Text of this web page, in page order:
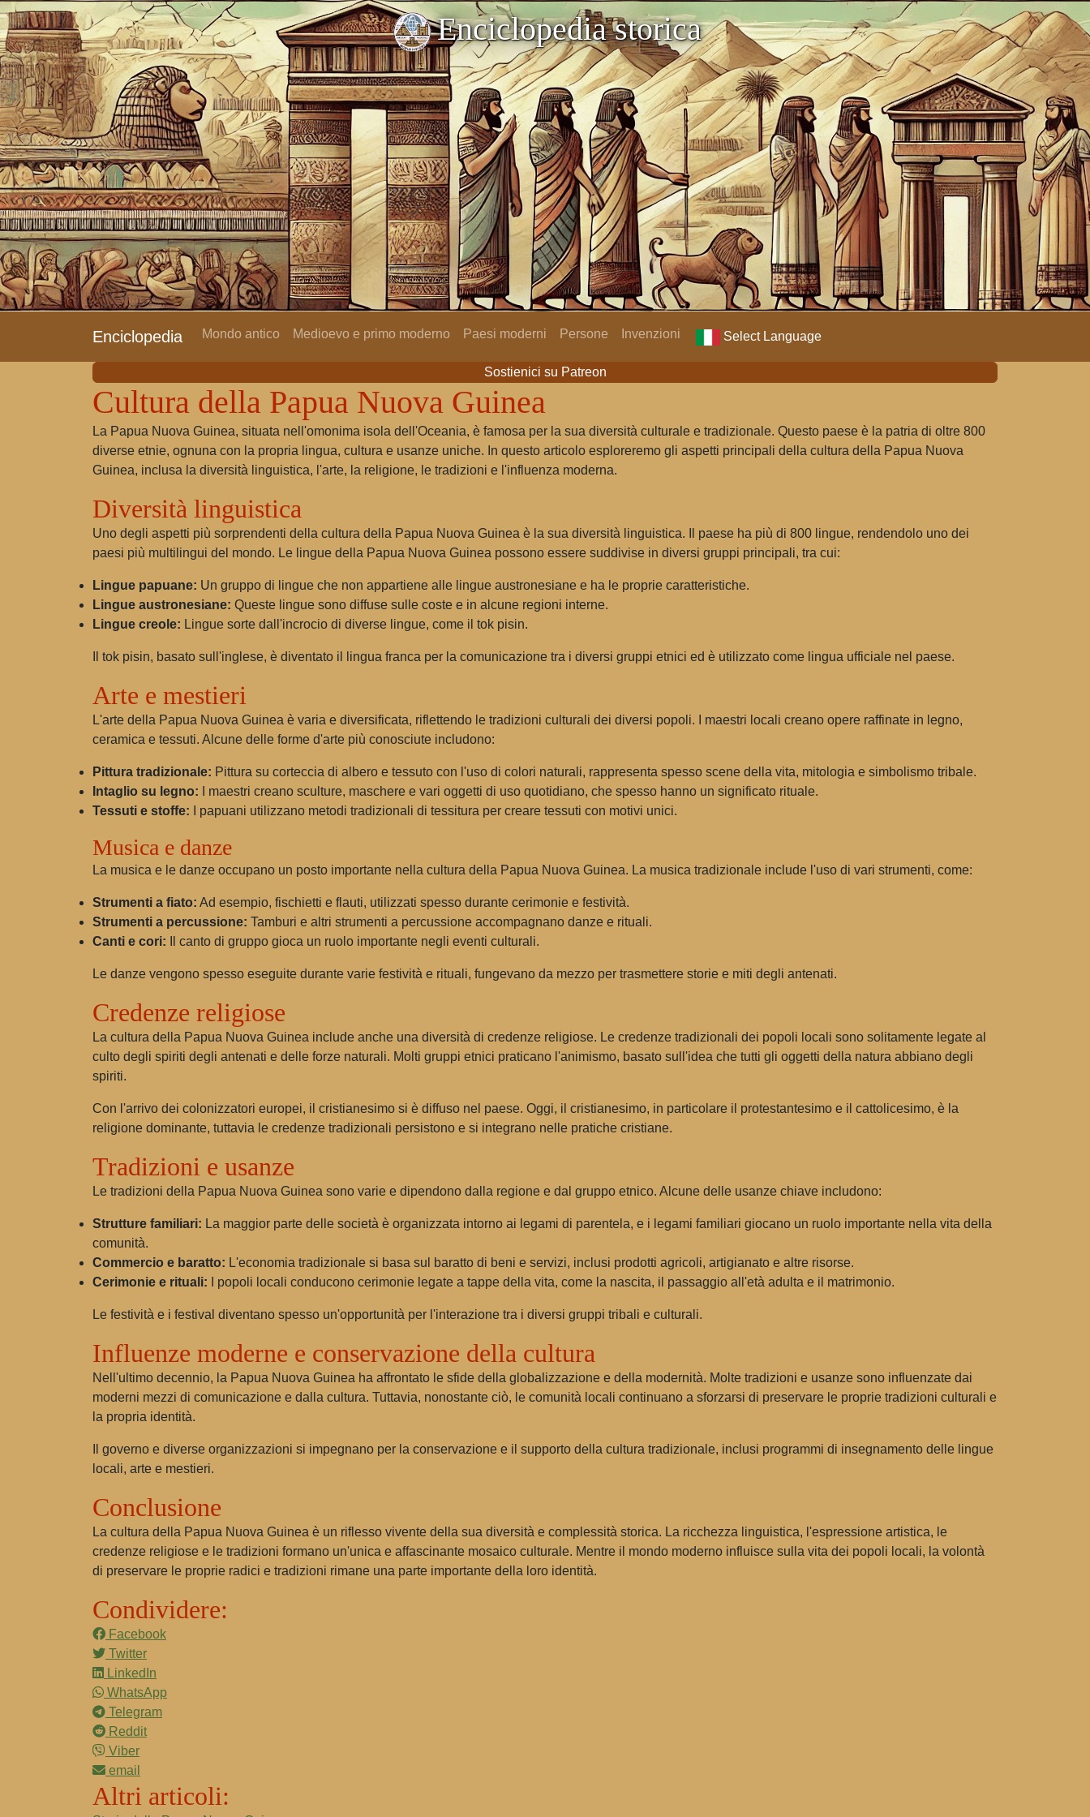
Enciclopedia storica
Enciclopedia Mondo antico Medioevo e primo moderno Paesi moderni Persone Invenzioni Select Language
Sostienici su Patreon
Cultura della Papua Nuova Guinea
La Papua Nuova Guinea, situata nell'omonima isola dell'Oceania, è famosa per la sua diversità culturale e tradizionale. Questo paese è la patria di oltre 800
diverse etnie, ognuna con la propria lingua, cultura e usanze uniche. In questo articolo esploreremo gli aspetti principali della cultura della Papua Nuova
Guinea, inclusa la diversità linguistica, l'arte, la religione, le tradizioni e l'influenza moderna.
Diversità linguistica
Uno degli aspetti più sorprendenti della cultura della Papua Nuova Guinea è la sua diversità linguistica. Il paese ha più di 800 lingue, rendendolo uno dei
paesi più multilingui del mondo. Le lingue della Papua Nuova Guinea possono essere suddivise in diversi gruppi principali, tra cui:
Lingue papuane: Un gruppo di lingue che non appartiene alle lingue austronesiane e ha le proprie caratteristiche.
Lingue austronesiane: Queste lingue sono diffuse sulle coste e in alcune regioni interne.
Lingue creole: Lingue sorte dall'incrocio di diverse lingue, come il tok pisin.
Il tok pisin, basato sull'inglese, è diventato il lingua franca per la comunicazione tra i diversi gruppi etnici ed è utilizzato come lingua ufficiale nel paese.
Arte e mestieri
L'arte della Papua Nuova Guinea è varia e diversificata, riflettendo le tradizioni culturali dei diversi popoli. I maestri locali creano opere raffinate in legno,
ceramica e tessuti. Alcune delle forme d'arte più conosciute includono:
Pittura tradizionale: Pittura su corteccia di albero e tessuto con l'uso di colori naturali, rappresenta spesso scene della vita, mitologia e simbolismo tribale.
Intaglio su legno: I maestri creano sculture, maschere e vari oggetti di uso quotidiano, che spesso hanno un significato rituale.
Tessuti e stoffe: I papuani utilizzano metodi tradizionali di tessitura per creare tessuti con motivi unici.
Musica e danze
La musica e le danze occupano un posto importante nella cultura della Papua Nuova Guinea. La musica tradizionale include l'uso di vari strumenti, come:
Strumenti a fiato: Ad esempio, fischietti e flauti, utilizzati spesso durante cerimonie e festività.
Strumenti a percussione: Tamburi e altri strumenti a percussione accompagnano danze e rituali.
Canti e cori: Il canto di gruppo gioca un ruolo importante negli eventi culturali.
Le danze vengono spesso eseguite durante varie festività e rituali, fungevano da mezzo per trasmettere storie e miti degli antenati.
Credenze religiose
La cultura della Papua Nuova Guinea include anche una diversità di credenze religiose. Le credenze tradizionali dei popoli locali sono solitamente legate al
culto degli spiriti degli antenati e delle forze naturali. Molti gruppi etnici praticano l'animismo, basato sull'idea che tutti gli oggetti della natura abbiano degli
spiriti.
Con l'arrivo dei colonizzatori europei, il cristianesimo si è diffuso nel paese. Oggi, il cristianesimo, in particolare il protestantesimo e il cattolicesimo, è la
religione dominante, tuttavia le credenze tradizionali persistono e si integrano nelle pratiche cristiane.
Tradizioni e usanze
Le tradizioni della Papua Nuova Guinea sono varie e dipendono dalla regione e dal gruppo etnico. Alcune delle usanze chiave includono:
Strutture familiari: La maggior parte delle società è organizzata intorno ai legami di parentela, e i legami familiari giocano un ruolo importante nella vita della
comunità.
Commercio e baratto: L'economia tradizionale si basa sul baratto di beni e servizi, inclusi prodotti agricoli, artigianato e altre risorse.
Cerimonie e rituali: I popoli locali conducono cerimonie legate a tappe della vita, come la nascita, il passaggio all'età adulta e il matrimonio.
Le festività e i festival diventano spesso un'opportunità per l'interazione tra i diversi gruppi tribali e culturali.
Influenze moderne e conservazione della cultura
Nell'ultimo decennio, la Papua Nuova Guinea ha affrontato le sfide della globalizzazione e della modernità. Molte tradizioni e usanze sono influenzate dai
moderni mezzi di comunicazione e dalla cultura. Tuttavia, nonostante ciò, le comunità locali continuano a sforzarsi di preservare le proprie tradizioni culturali e
la propria identità.
Il governo e diverse organizzazioni si impegnano per la conservazione e il supporto della cultura tradizionale, inclusi programmi di insegnamento delle lingue
locali, arte e mestieri.
Conclusione
La cultura della Papua Nuova Guinea è un riflesso vivente della sua diversità e complessità storica. La ricchezza linguistica, l'espressione artistica, le
credenze religiose e le tradizioni formano un'unica e affascinante mosaico culturale. Mentre il mondo moderno influisce sulla vita dei popoli locali, la volontà
di preservare le proprie radici e tradizioni rimane una parte importante della loro identità.
Condividere:
Facebook
Twitter
LinkedIn
WhatsApp
Telegram
Reddit
Viber
email
Altri articoli: